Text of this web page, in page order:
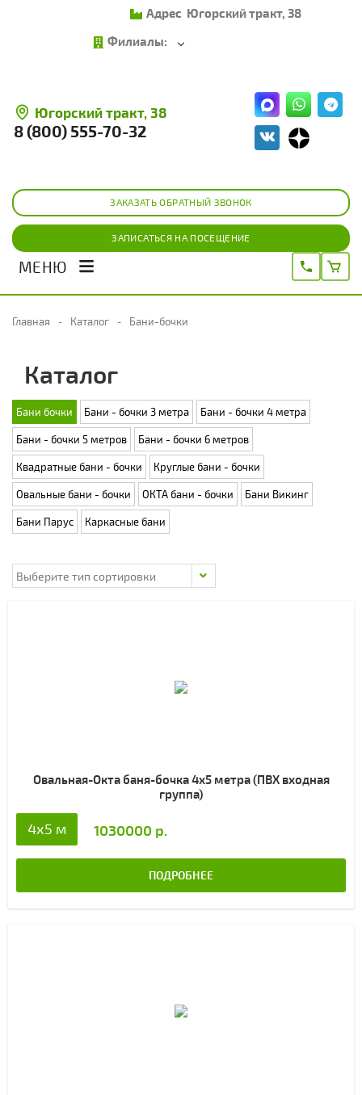
Адрес Югорский тракт, 38
Филиалы:
Югорский тракт, 38
8 (800) 555-70-32
ЗАКАЗАТЬ ОБРАТНЫЙ ЗВОНОК
ЗАПИСАТЬСЯ НА ПОСЕЩЕНИЕ
МЕНЮ
Главная Каталог Бани-бочки
Каталог
Бани бочки Бани - бочки 3 метра Бани - бочки 4 метра
Бани - бочки 5 метров Бани - бочки 6 метров
Квадратные бани - бочки Круглые бани - бочки
Овальные бани - бочки ОКТА бани - бочки Бани Викинг
Бани Парус Каркасные бани
Овальная-Окта баня-бочка 4х5 метра (ПВХ входная
группа)
4х5 м 1030000 р.
ПОДРОБНЕЕ